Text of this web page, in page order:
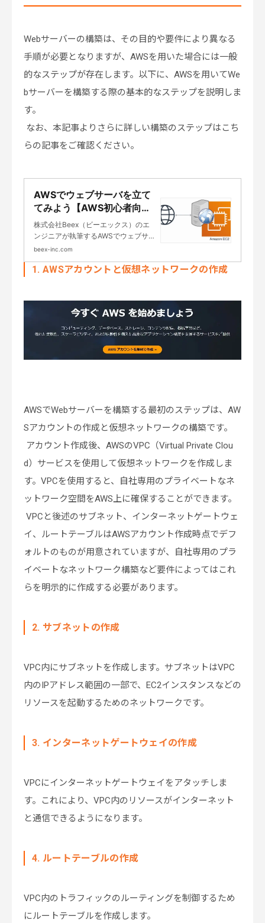
Webサーバーの構築は、その目的や要件により異なる
手順が必要となりますが、AWSを用いた場合には一般
的なステップが存在します。以下に、AWSを用いてWe
bサーバーを構築する際の基本的なステップを説明しま
す。
なお、本記事よりさらに詳しい構築のステップはこち
らの記事をご確認ください。
AWSでウェブサーバを立て
てみよう【AWS初心者向
け】｜基幹システムのクラ
ウド移行・構築・導入支援
のBeeX
株式会社Beex（ビーエックス）のエ
ンジニアが執筆するAWSでウェブサー
バを立ててみよう【AWS初心者向け】
を中心としたエンタープライズシステ
beex-inc.com
1. AWSアカウントと仮想ネットワークの作成
AWSでWebサーバーを構築する最初のステップは、AW
Sアカウントの作成と仮想ネットワークの構築です。
アカウント作成後、AWSのVPC（Virtual Private Clou
d）サービスを使用して仮想ネットワークを作成しま
す。VPCを使用すると、自社専用のプライベートなネ
ットワーク空間をAWS上に確保することができます。
VPCと後述のサブネット、インターネットゲートウェ
イ、ルートテーブルはAWSアカウント作成時点でデフ
ォルトのものが用意されていますが、自社専用のプラ
イベートなネットワーク構築など要件によってはこれ
らを明示的に作成する必要があります。
2. サブネットの作成
VPC内にサブネットを作成します。サブネットはVPC
内のIPアドレス範囲の一部で、EC2インスタンスなどの
リソースを起動するためのネットワークです。
3. インターネットゲートウェイの作成
VPCにインターネットゲートウェイをアタッチしま
す。これにより、VPC内のリソースがインターネット
と通信できるようになります。
4. ルートテーブルの作成
VPC内のトラフィックのルーティングを制御するため
にルートテーブルを作成します。